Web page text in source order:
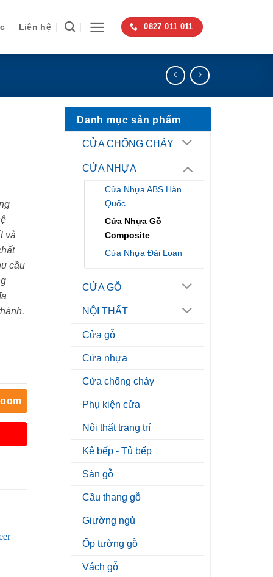
Liên hệ 0827 011 011
Danh mục sản phẩm
CỬA CHỐNG CHÁY
CỬA NHỰA
Cửa Nhựa ABS Hàn
Quốc
Cửa Nhựa Gỗ
Composite
Cửa Nhựa Đài Loan
CỬA GỖ
NỘI THẤT
Cửa gỗ
Cửa nhựa
Cửa chống cháy
Phụ kiện cửa
Nội thất trang trí
Kệ bếp - Tủ bếp
Sàn gỗ
Cầu thang gỗ
Giường ngủ
Ốp tường gỗ
Vách gỗ
và
cầu